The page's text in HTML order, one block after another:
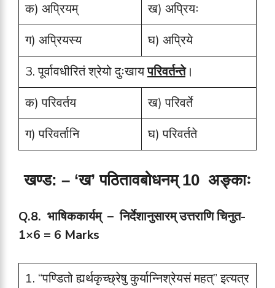
क) अप्रियम्
ख) अप्रियः
ग) अप्रियस्य
घ) अप्रिये
3. पूर्वावधीरितं श्रेयो दुःखायपरिवर्तन्ते।
क) परिवर्तय
ख) परिवर्ते
ग) परिवर्तानि
घ) परिवर्तते
खण्ड: – ‘ख’ पठितावबोधनम् 10 अङ्काः
Q.8. भाषिककार्यम् – निर्देशानुसारम् उत्तराणि चिनुत-
1×6 = 6 Marks
1. “पण्डितो ह्यर्थकृच्छ्रेषु कुर्यान्निश्रेयसं महत्” इत्यत्र